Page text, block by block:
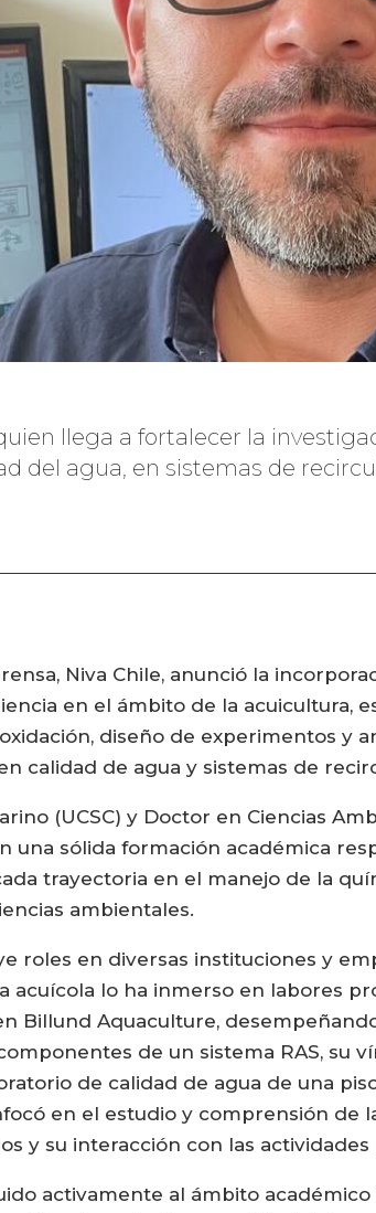
llega a fortalecer la
del agua, en sistemas de
Niva Chile, anunció la
en el ámbito de la acuicultura,
diseño de experimentos y
calidad de agua y sistemas de
(UCSC) y Doctor en Ciencias
una sólida formación académica
trayectoria en el manejo de la
ambientales.
roles en diversas instituciones y
acuícola lo ha inmerso en labores
Billund Aquaculture,
de un sistema RAS, su
de calidad de agua de una
en el estudio y comprensión de
y su interacción con las actividades
activamente al ámbito